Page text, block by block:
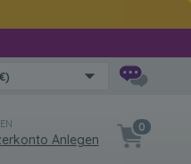
Anlegen
0